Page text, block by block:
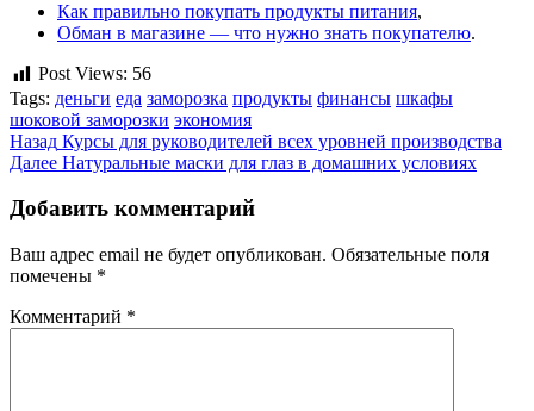
Как правильно покупать продукты питания,
Обман в магазине — что нужно знать покупателю.
Post Views: 56
Tags: деньги еда заморозка продукты финансы шкафы
шоковой заморозки экономия
Продолжить
чтение
Назад Курсы для руководителей всех уровней производства
Далее Натуральные маски для глаз в домашних условиях
Добавить комментарий
Ваш адрес email не будет опубликован. Обязательные поля
помечены *
Комментарий *